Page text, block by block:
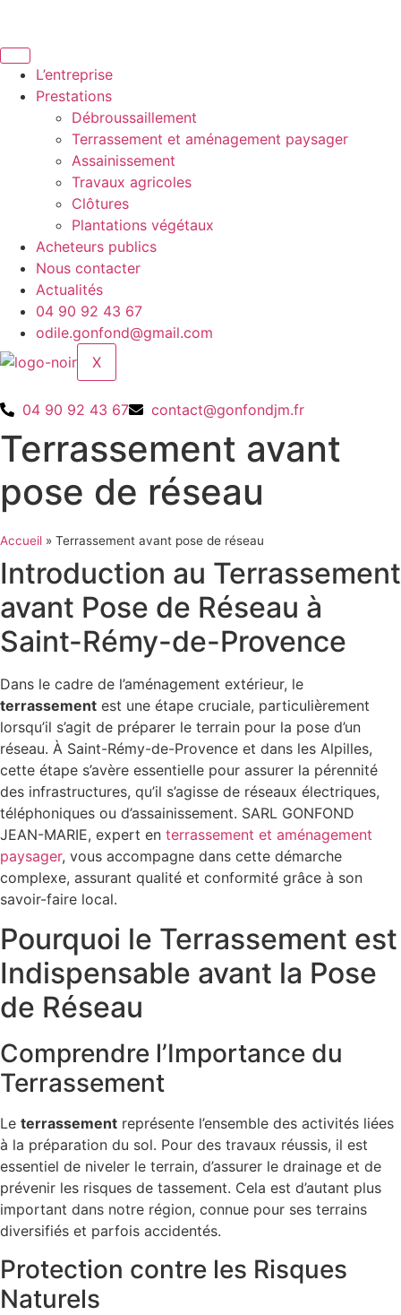
contenu
L’entreprise
Prestations
Débroussaillement
Terrassement et aménagement paysager
Assainissement
Travaux agricoles
Clôtures
Plantations végétaux
Acheteurs publics
Nous contacter
Actualités
04 90 92 43 67
odile.gonfond@gmail.com
X
04 90 92 43 67 contact@gonfondjm.fr
Terrassement avant
pose de réseau
Accueil » Terrassement avant pose de réseau
Introduction au Terrassement
avant Pose de Réseau à
Saint-Rémy-de-Provence
Dans le cadre de l’aménagement extérieur, le
terrassement est une étape cruciale, particulièrement
lorsqu’il s’agit de préparer le terrain pour la pose d’un
réseau. À Saint-Rémy-de-Provence et dans les Alpilles,
cette étape s’avère essentielle pour assurer la pérennité
des infrastructures, qu’il s’agisse de réseaux électriques,
téléphoniques ou d’assainissement. SARL GONFOND
JEAN-MARIE, expert en terrassement et aménagement
paysager, vous accompagne dans cette démarche
complexe, assurant qualité et conformité grâce à son
savoir-faire local.
Pourquoi le Terrassement est
Indispensable avant la Pose
de Réseau
Comprendre l’Importance du
Terrassement
Le terrassement représente l’ensemble des activités liées
à la préparation du sol. Pour des travaux réussis, il est
essentiel de niveler le terrain, d’assurer le drainage et de
prévenir les risques de tassement. Cela est d’autant plus
important dans notre région, connue pour ses terrains
diversifiés et parfois accidentés.
Protection contre les Risques
Naturels